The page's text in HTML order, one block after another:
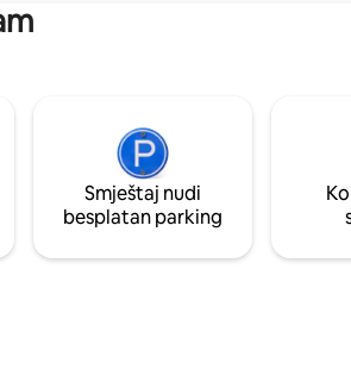
Smještaj nudi
besplatan parking